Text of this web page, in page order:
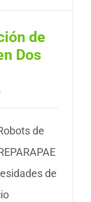
de
Dos
de
de